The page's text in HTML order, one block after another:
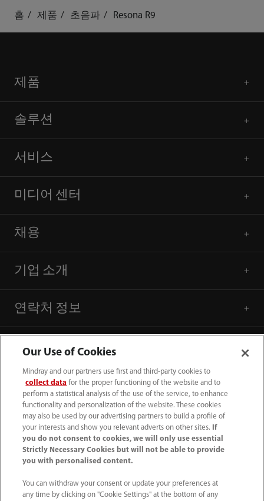
홈 제품 초음파 Resona R9
제품
솔루션
서비스
미디어 센터
채용
기업 소개
연락처 정보
(82-2) 5688 040
intl-market@mindray.com
Our Use of Cookies
Mindray and our partners use first and third-party cookies to
collect data for the proper functioning of the website and to
perform a statistical analysis of the use of the service, to enhance
functionality and personalization of the website. These cookies
may also be used by our advertising partners to build a profile of
your interests and show you relevant adverts on other sites.
If
you do not consent to cookies, we will only use essential
Strictly Necessary Cookies but will not be able to provide
you with personalised content.
You can withdraw your consent or update your preferences at
any time by clicking on "Cookie Settings" at the bottom of any